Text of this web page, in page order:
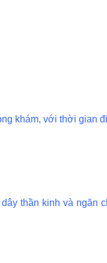
khám, với thời gian
thần kinh và ngăn